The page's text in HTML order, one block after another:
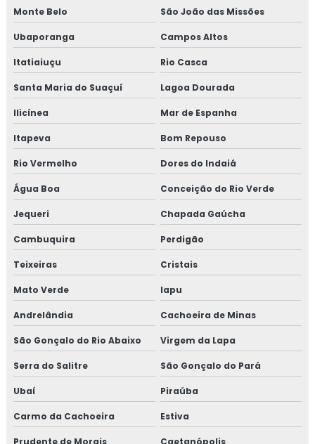
Treinamento em rotinas administrativas de assuntos
regulatórios
Treinamento em rotulagem de alimentos
Treinamento em sensibilização de bpf
Treinamento em sensibilização programa 5s
Treinamento em sistema de gestão halal
Treinamento em transporte de feed materials
Treinamento em tratamento de não conformidades
Treinamento em tratamento de não conformidades e
causas raiz
Monte Belo São João das Missões
Ubaporanga Campos Altos
Itatiaiuçu Rio Casca
Santa Maria do Suaçuí Lagoa Dourada
Ilicínea Mar de Espanha
Itapeva Bom Repouso
Rio Vermelho Dores do Indaiá
Água Boa Conceição do Rio Verde
Jequeri Chapada Gaúcha
Cambuquira Perdigão
Teixeiras Cristais
Mato Verde Iapu
Andrelândia Cachoeira de Minas
São Gonçalo do Rio Abaixo Virgem da Lapa
Serra do Salitre São Gonçalo do Pará
Ubaí Piraúba
Carmo da Cachoeira Estiva
Prudente de Morais Caetanópolis